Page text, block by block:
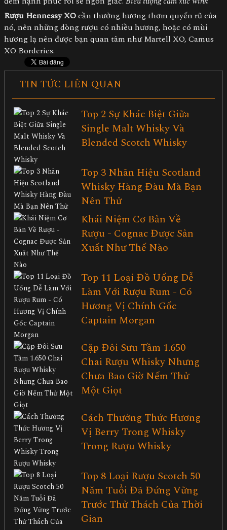
Rượu Hennessy XOcần thưởng hương thơm quyến rũ của
nó, nên những dòng rượu có nhiều hương, hoặc có mùi
hương lạ nên được bạn quan tâm như Martell XO, Camus
XO Borderies.
TIN TỨC LIÊN QUAN
Top 2 Sự Khác Biệt Giữa
Single Malt Whisky Và
Blended Scotch Whisky
Top 3 Nhãn Hiệu Scotland
Whisky Hàng Đàu Mà Bạn
Nên Thử
Khái Niệm Cơ Bản Về
Rượu - Cognac Được Sản
Xuất Như Thế Nào
Top 11 Loại Đồ Uống Dễ
Làm Với Rượu Rum - Có
Hương Vị Chính Gốc
Captain Morgan
Cặp Đôi Sưu Tầm 1.650
Chai Rượu Whisky Nhưng
Chưa Bao Giờ Nếm Thử
Một Giọt
Cách Thưởng Thức Hương
Vị Berry Trong Whisky
Trong Rượu Whisky
Top 8 Loại Rượu Scotch 50
Năm Tuổi Đã Đứng Vững
Trước Thử Thách Của Thời
Gian